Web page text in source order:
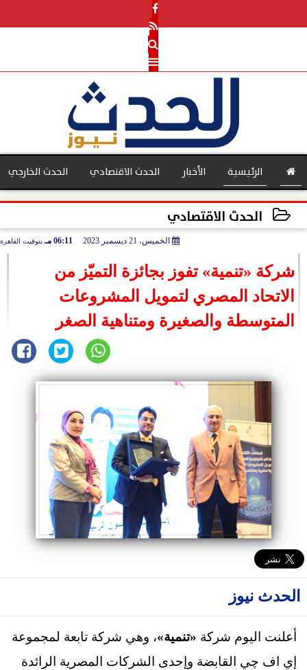
الرئيسية الأخبار الحدث الاقتصادي
بنوك
الحدث الخارجي
الحدث الاقتصادي
الخميس، 21 ديسمبر 2023 06:11 مـ بتوقيت القاهرة
شركة «تنمية» تفوز بجائزة التميّز من
الاتحاد المصري لتمويل المشروعات
المتوسطة والصغيرة ومتناهية الصغر
الحدث نيوز
أعلنت اليوم شركة «تنمية»، وهي شركة تابعة لمجموعة
إي اف چي القابضة وإحدى الشركات المصرية الرائدة